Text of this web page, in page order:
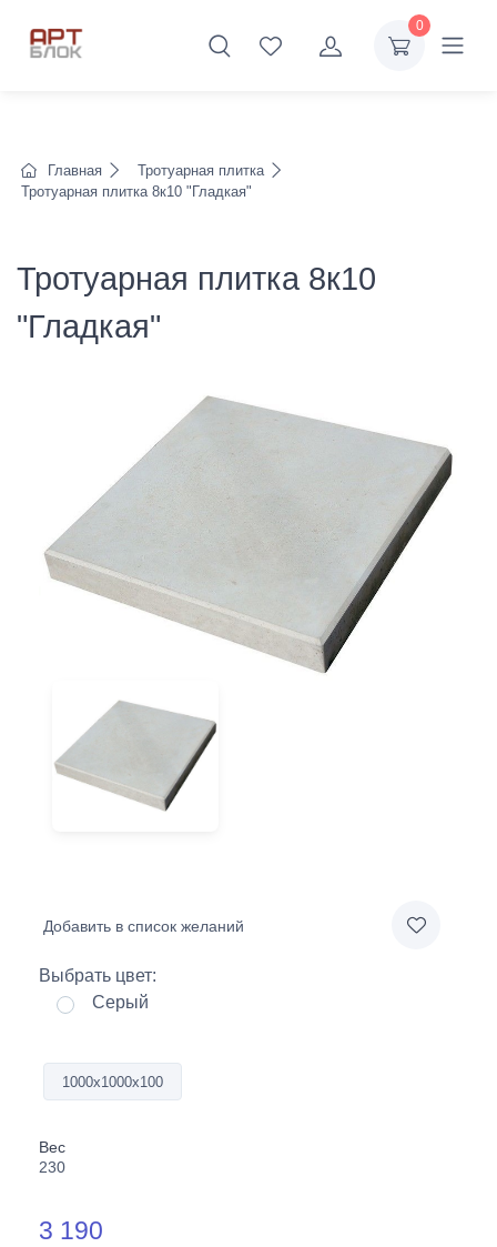
0
Главная
Тротуарная плитка
Тротуарная плитка 8к10 "Гладкая"
Тротуарная плитка 8к10
"Гладкая"
Добавить в список желаний
Выбрать цвет:
Серый
1000х1000х100
Вес
230
3 190